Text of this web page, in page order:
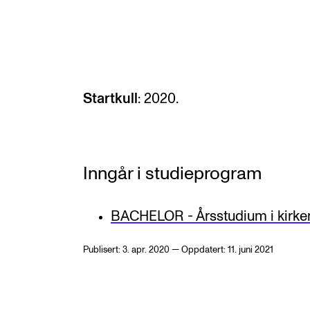
Internasjonal strategi
Nettverk
IN.TUNE
Startkull : 2020.
Inngår i studieprogram
BACHELOR - Årsstudium i
Publisert: 3. apr. 2020 — Oppdatert: 11. juni 2021